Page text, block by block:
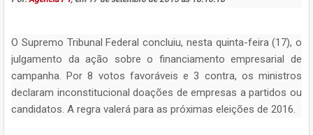
O Supremo Tribunal Federal concluiu, nesta quinta-feira (17), o
julgamento da ação sobre o financiamento empresarial de
campanha. Por 8 votos favoráveis e 3 contra, os ministros
declaram inconstitucional doações de empresas a partidos ou
candidatos. A regra valerá para as próximas eleições de 2016.